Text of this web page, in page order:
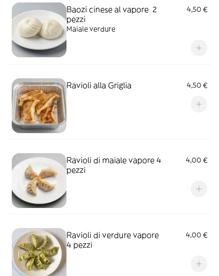
Baozi cinese al vapore 2
pezzi
4,50 €
Maiale verdure
Ravioli alla Griglia 4,50 €
Ravioli di maiale vapore 4
pezzi
4,00 €
Ravioli di verdure vapore
4 pezzi
4,00 €